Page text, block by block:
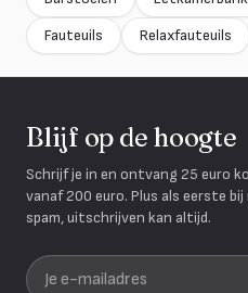
Fauteuils
Relaxfauteuils
Blijf op de hoogte
Schrijf je in en ontvang 25 euro
vanaf 200 euro. Plus als eerste
spam, uitschrijven kan altijd.
Je e-mailadres